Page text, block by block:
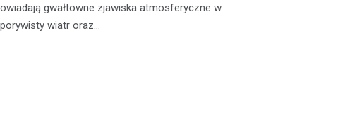
gwałtowne zjawiska atmosferyczne w
wiatr oraz…